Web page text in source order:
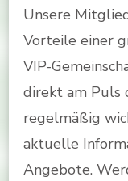
Unsere
Vorteile einer
VIP-
direkt am Puls
regelmäßig
aktuelle
Angebote.